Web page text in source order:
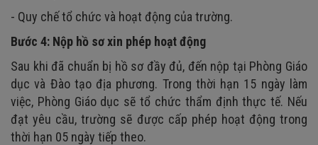
- Quy chế tổ chức và hoạt động của trường.
Bước 4: Nộp hồ sơ xin phép hoạt động
Sau khi đã chuẩn bị hồ sơ đầy đủ, đến nộp tại Phòng Giáo
dục và Đào tạo địa phương. Trong thời hạn 15 ngày làm
việc, Phòng Giáo dục sẽ tổ chức thẩm định thực tế. Nếu
đạt yêu cầu, trường sẽ được cấp phép hoạt động trong
thời hạn 05 ngày tiếp theo.